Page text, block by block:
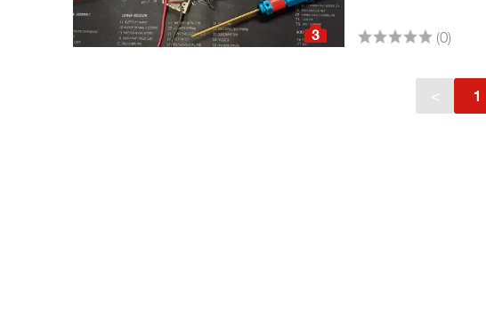
3 (0)
< 1